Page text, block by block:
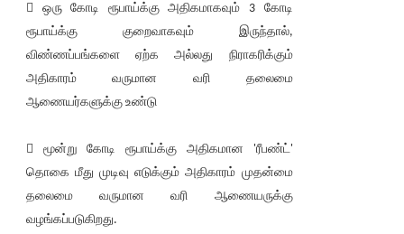
 ஒரு கோடி ரூபாய்க்கு அதிகமாகவும் 3 கோடி
ரூபாய்க்கு குறைவாகவும் இருந்தால்,
விண்ணப்பங்களை ஏற்க அல்லது நிராகரிக்கும்
அதிகாரம் வருமான வரி தலைமை
ஆணையர்களுக்கு உண்டு
 மூன்று கோடி ரூபாய்க்கு அதிகமான 'ரீபண்ட்'
தொகை மீது முடிவு எடுக்கும் அதிகாரம் முதன்மை
தலைமை வருமான வரி ஆணையருக்கு
வழங்கப்படுகிறது.